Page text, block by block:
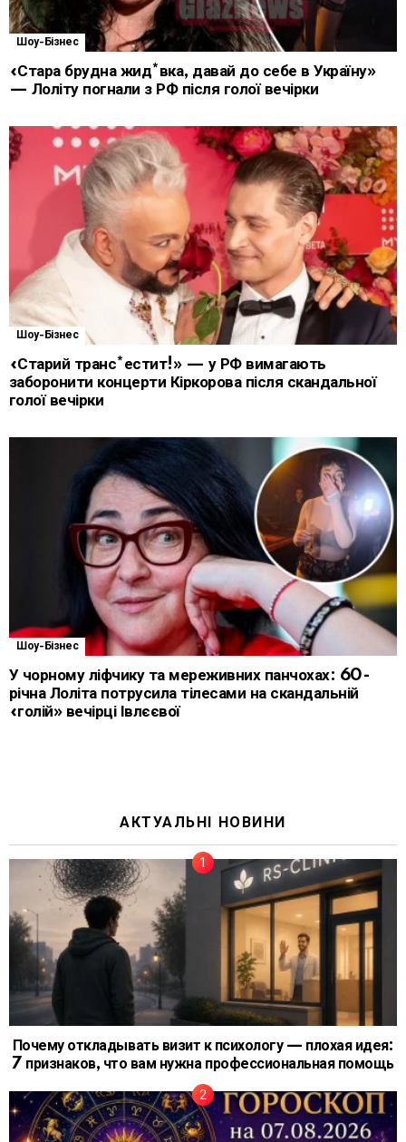
Шоу-Бізнес
«Стара брудна жид*вка, давай до себе в Україну»
— Лоліту погнали з РФ після голої вечірки
Шоу-Бізнес
«Старий транс*естит!» — у РФ вимагають
заборонити концерти Кіркорова після скандальної
голої вечірки
Шоу-Бізнес
У чорному ліфчику та мереживних панчохах: 60-
річна Лоліта потрусила тілесами на скандальній
«голій» вечірці Івлєєвої
АКТУАЛЬНІ НОВИНИ
Почему откладывать визит к психологу — плохая идея:
7 признаков, что вам нужна профессиональная помощь